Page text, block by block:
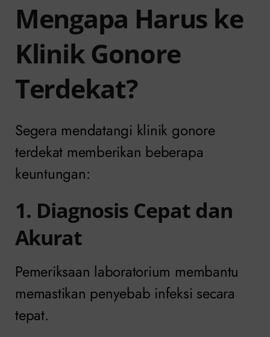
Mengapa Harus ke
Klinik Gonore
Terdekat?
Segera mendatangi klinik gonore
terdekat memberikan beberapa
keuntungan:
1. Diagnosis Cepat dan
Akurat
Pemeriksaan laboratorium membantu
memastikan penyebab infeksi secara
tepat.